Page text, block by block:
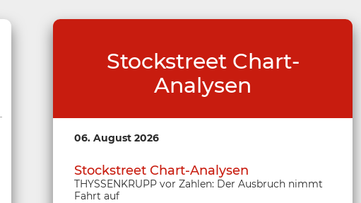
Stockstreet Chart-
Analysen
06. August 2026
Stockstreet Chart-Analysen
THYSSENKRUPP vor Zahlen: Der Ausbruch nimmt
Fahrt auf